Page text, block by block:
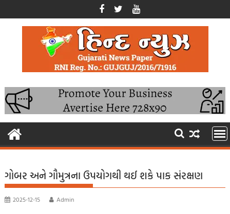
to
content
ગોબર અને ગૌમુત્રના ઉપયોગથી થઈ શકે પાક સંરક્ષણ
2025-12-15 Admin